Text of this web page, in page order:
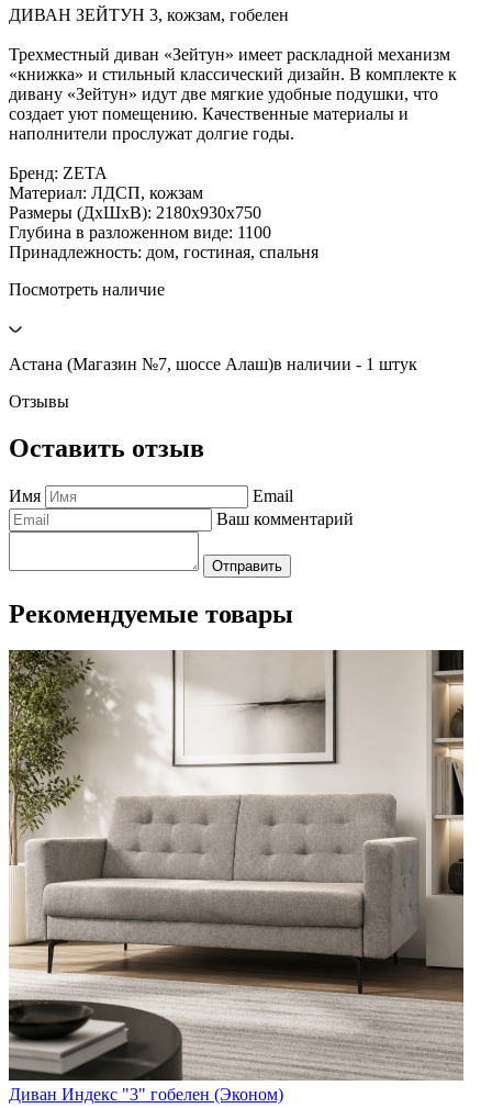
ДИВАН ЗЕЙТУН 3, кожзам, гобелен
Трехместный диван «Зейтун» имеет раскладной механизм
«книжка» и стильный классический дизайн. В комплекте к
дивану «Зейтун» идут две мягкие удобные подушки, что
создает уют помещению. Качественные материалы и
наполнители прослужат долгие годы.
Бренд: ZETA
Материал: ЛДСП, кожзам
Размеры (ДхШхВ): 2180х930х750
Глубина в разложенном виде: 1100
Принадлежность: дом, гостиная, спальня
Посмотреть наличие
Астана (Магазин №7, шоссе Алаш)в наличии - 1 штук
Отзывы
Оставить отзыв
Имя
Email
Ваш комментарий
Отправить
Рекомендуемые товары
Диван Индекс "3" гобелен (Эконом)